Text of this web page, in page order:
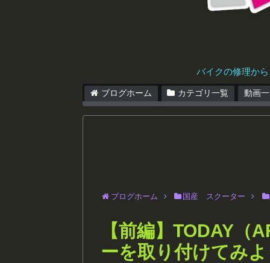
バイクの修理か
ブログホーム カテゴリ一覧 動画
ブログホーム 国産 スクーター
【前編】TODAY（
ーを取り付けてみ